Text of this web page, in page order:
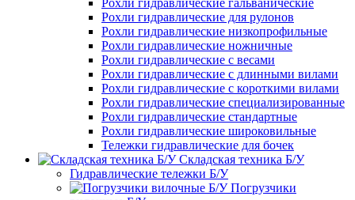
Рохли гидравлические гальванические
Рохли гидравлические для рулонов
Рохли гидравлические низкопрофильные
Рохли гидравлические ножничные
Рохли гидравлические с весами
Рохли гидравлические с длинными вилами
Рохли гидравлические с короткими вилами
Рохли гидравлические специализированные
Рохли гидравлические стандартные
Рохли гидравлические широковильные
Тележки гидравлические для бочек
Складская техника Б/У
Гидравлические тележки Б/У
Погрузчики